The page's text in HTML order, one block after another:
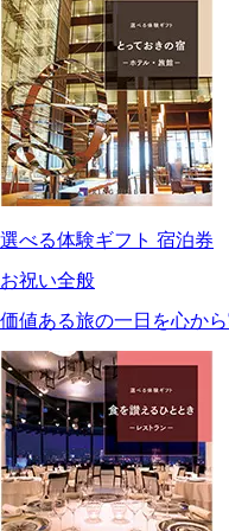
選べる体験ギフト 宿泊券
お祝い全般
価値ある旅の一日を心か